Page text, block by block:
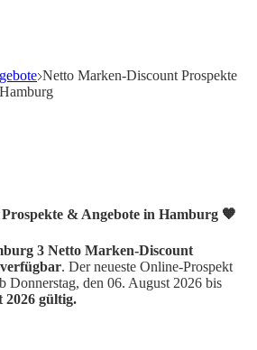
Netto Marken-Discount Prospekte
& Angebote in Hamburg 🧡
3 Netto Marken-Discount
. Der neueste Online-Prospekt
Donnerstag, den 06. August 2026 bis
2026 gültig.